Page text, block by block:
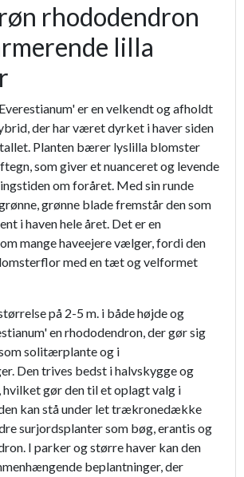
rhododendron
lilla
er en velkendt og afholdt
der har været dyrket i haver siden
Planten bærer lyslilla blomster
som giver et nuanceret og levende
om foråret. Med sin runde
grønne blade fremstår den som
i haven hele året. Det er en
mange haveejere vælger, fordi den
med en tæt og velformet
på 2-5 m. i både højde og
en rhododendron, der gør sig
solitærplante og i
Den trives bedst i halvskygge og
gør den til et oplagt valg i
kan stå under let trækronedække
surjordsplanter som bøg, erantis og
I parker og større haver kan den
beplantninger, der